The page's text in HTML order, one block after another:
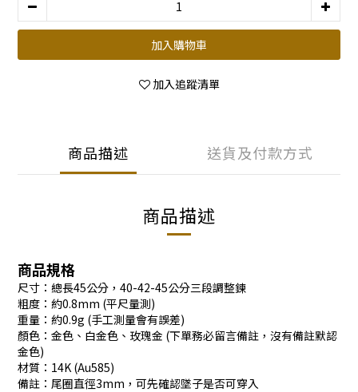
加入購物車
加入追蹤清單
商品描述 送貨及付款方式
商品描述
商品規格
尺寸 ：總長45公分，40-42-45公分三段調整鍊
粗度：約0.8mm (平尺量測)
重量：約0.9g (手工測量會有誤差)
顏色 ：金色、白金色、玫瑰金 (下單務必留言備註，沒有備註默認
金色)
材質 ：14K (Au585)
備註：尾圈直徑3mm，可先確認墜子是否可穿入